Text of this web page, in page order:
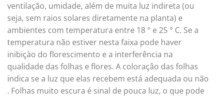
ventilação, umidade, além de muita luz indireta (ou
seja, sem raios solares diretamente na planta) e
ambientes com temperatura entre 18 ° e 25 ° C. Se a
temperatura não estiver nesta faixa pode haver
inibiçào do florescimento e a interferência na
qualidade das folhas e flores. A coloraçâo das folhas
indica se a luz que elas recebem está adequada ou não
. Folhas muito escura é sinal de pouca luz, o que pode